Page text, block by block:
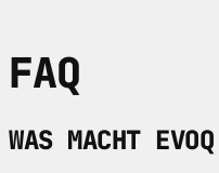
FAQ
WAS MACHT